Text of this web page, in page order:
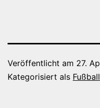
Veröffentlicht am 27.
Kategorisiert als Fußball